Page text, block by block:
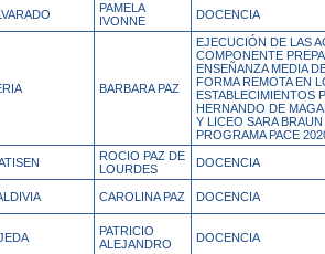
PAMELA
IVONNE
DOCENCIA
BARBARA PAZ
EJECUCIÓN DE LAS
COMPONENTE
ENSEÑANZA MEDIA
FORMA REMOTA EN
ESTABLECIMIENTOS
HERNANDO DE
Y LICEO SARA
PROGRAMA PACE
ROCIO PAZ DE
LOURDES
DOCENCIA
CAROLINA PAZ DOCENCIA
PATRICIO
ALEJANDRO
DOCENCIA